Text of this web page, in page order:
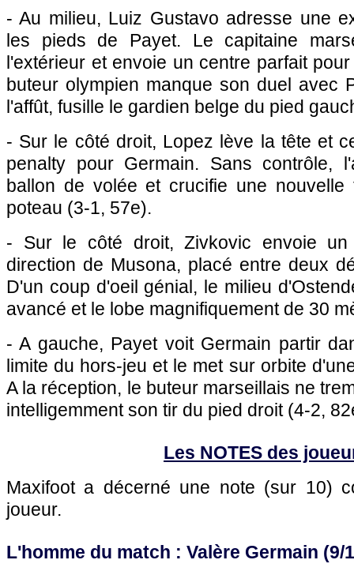
- Au milieu, Luiz Gustavo adresse une
les pieds de Payet. Le capitaine
l'extérieur et envoie un centre parfait
buteur olympien manque son duel avec
l'affût, fusille le gardien belge du pied
- Sur le côté droit, Lopez lève la tête et
penalty pour Germain. Sans contrôle,
ballon de volée et crucifie une
poteau (3-1, 57e).
- Sur le côté droit, Zivkovic envoie
direction de Musona, placé entre deux
D'un coup d'oeil génial, le milieu
avancé et le lobe magnifiquement de 30
- A gauche, Payet voit Germain partir
limite du hors-jeu et le met sur orbite
A la réception, le buteur marseillais ne
intelligemment son tir du pied droit (4-2,
Les NOTES des
Maxifoot a décerné une note (sur 10)
joueur.
L'homme du match : Valère Germain (9/